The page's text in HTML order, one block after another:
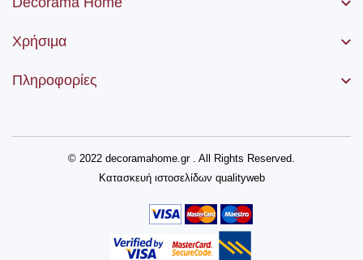
Χρήσιμα
Πληροφορίες
© 2022 decoramahome.gr . All Rights Reserved.
Κατασκευή ιστοσελίδων qualityweb